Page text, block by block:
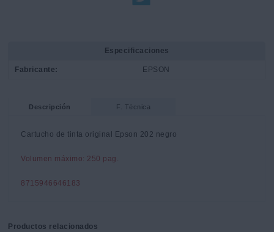
Especificaciones
Fabricante: EPSON
Descripción F. Técnica
Cartucho de tinta original Epson 202 negro
Volumen máximo: 250 pag.
8715946646183
Productos relacionados